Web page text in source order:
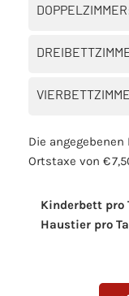
Die
Ortstaxe von €
Kinderbett pro
Haustier pro